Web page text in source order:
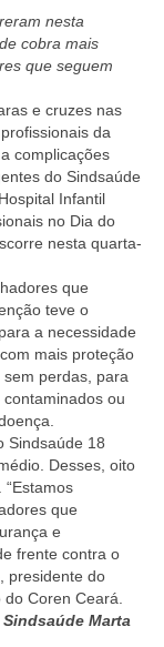
nesta
cobra mais
que seguem
e cruzes nas
da
complicações
do Sindsaúde
Infantil
no Dia do
nesta quarta-
que
teve o
a necessidade
mais proteção
perdas, para
ou
Sindsaúde 18
Desses, oito
que
e
frente contra o
presidente do
Coren Ceará.
Marta